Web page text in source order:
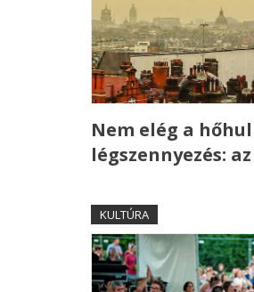
Nem elég a
légszennyezés:
KULTÚRA